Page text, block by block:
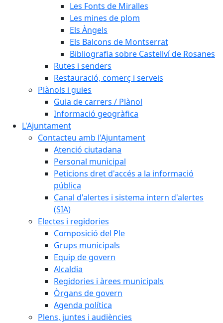
Les Fonts de Miralles
Les mines de plom
Els Àngels
Els Balcons de Montserrat
Bibliografia sobre Castellví de Rosanes
Rutes i senders
Restauració, comerç i serveis
Plànols i guies
Guia de carrers / Plànol
Informació geogràfica
L'Ajuntament
Contacteu amb l'Ajuntament
Atenció ciutadana
Personal municipal
Peticions dret d'accés a la informació
pública
Canal d'alertes i sistema intern d'alertes
(SIA)
Electes i regidories
Composició del Ple
Grups municipals
Equip de govern
Alcaldia
Regidories i àrees municipals
Òrgans de govern
Agenda política
Plens, juntes i audiències